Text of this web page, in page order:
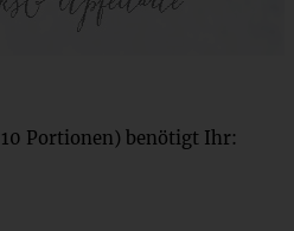
Portionen) benötigt Ihr: